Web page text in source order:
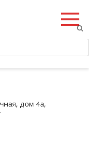
дом 4а,